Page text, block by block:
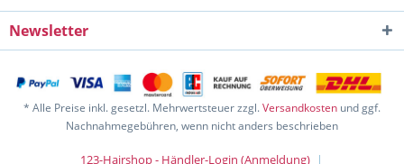
Newsletter
* Alle Preise inkl. gesetzl. Mehrwertsteuer zzgl.Versandkosten und ggf.
Nachnahmegebühren, wenn nicht anders beschrieben
123-Hairshop - Händler-Login (Anmeldung)